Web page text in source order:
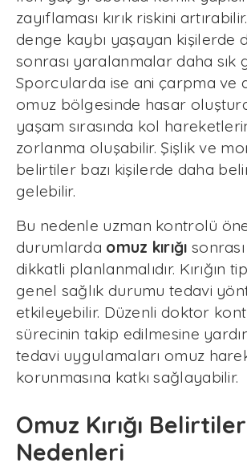
zayıflaması kırık riskini
denge kaybı yaşayan kişilerde
sonrası yaralanmalar daha sık
Sporcularda ise ani çarpma ve
omuz bölgesinde hasar
yaşam sırasında kol
zorlanma oluşabilir. Şişlik ve
belirtiler bazı kişilerde daha
gelebilir.
Bu nedenle uzman kontrolü
durumlarda omuz kırığı
dikkatli planlanmalıdır. Kırığın
genel sağlık durumu tedavi
etkileyebilir. Düzenli doktor
sürecinin takip edilmesine
tedavi uygulamaları omuz
korunmasına katkı sağlayabilir.
Omuz Kırığı
Nedenleri